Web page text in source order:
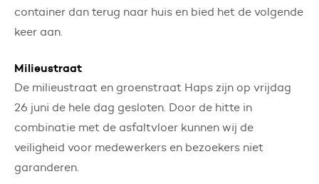
container dan terug naar huis en bied het de volgende
keer aan.
Milieustraat
De milieustraat en groenstraat Haps zijn op vrijdag
26 juni de hele dag gesloten. Door de hitte in
combinatie met de asfaltvloer kunnen wij de
veiligheid voor medewerkers en bezoekers niet
garanderen.